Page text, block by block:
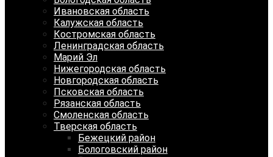
Ивановская область
Калужская область
Костромская область
Ленинградская область
Марий Эл
Нижегородская область
Новгородская область
Псковская область
Рязанская область
Смоленская область
Тверская область
Бежецкий район
Бологовский район